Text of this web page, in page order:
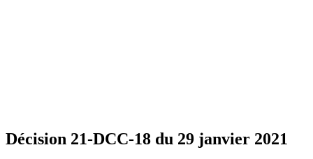
Décision 21-DCC-18 du 29 janvier 2021